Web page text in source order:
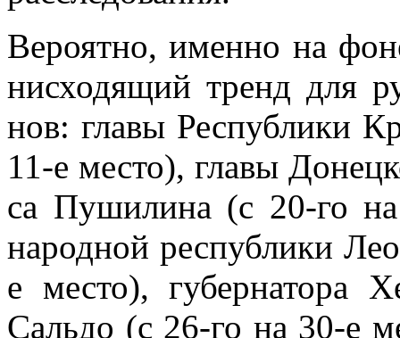
Ве­ро­ят­но, имен­но на
нис­хо­дя­щий тренд для
нов: гла­вы Рес­пуб­ли­ки
11-е ме­сто), гла­вы
са Пу­ши­ли­на (с 20-го
на­род­ной рес­пуб­ли­ки
е ме­сто), гу­бер­на­то­ра
Саль­до (с 26-го на 30-е